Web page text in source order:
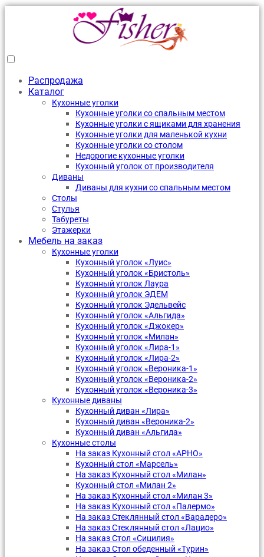
Распродажа
Каталог
Кухонные уголки
Кухонные уголки со спальным местом
Кухонные уголки с ящиками для хранения
Кухонные уголки для маленькой кухни
Кухонные уголки со столом
Недорогие кухонные уголки
Кухонный уголок от производителя
Диваны
Диваны для кухни со спальным местом
Столы
Стулья
Табуреты
Этажерки
Мебель на заказ
Кухонные уголки
Кухонный уголок «Луис»
Кухонный уголок «Бристоль»
Кухонный уголок Лаура
Кухонный уголок ЭДЕМ
Кухонный уголок Эдельвейс
Кухонный уголок «Альгида»
Кухонный уголок «Джокер»
Кухонный уголок «Милан»
Кухонный уголок «Лира-1»
Кухонный уголок «Лира-2»
Кухонный уголок «Вероника-1»
Кухонный уголок «Вероника-2»
Кухонный уголок «Вероника-3»
Кухонные диваны
Кухонный диван «Лира»
Кухонный диван «Вероника-2»
Кухонный диван «Альгида»
Кухонные столы
На заказ Кухонный стол «АРНО»
Кухонный стол «Марсель»
На заказ Кухонный стол «Милан»
Кухонный стол «Милан 2»
На заказ Кухонный стол «Милан 3»
На заказ Кухонный стол «Палермо»
На заказ Стеклянный стол «Варадеро»
На заказ Стеклянный стол «Лацио»
На заказ Стол «Сицилия»
На заказ Стол обеденный «Турин»